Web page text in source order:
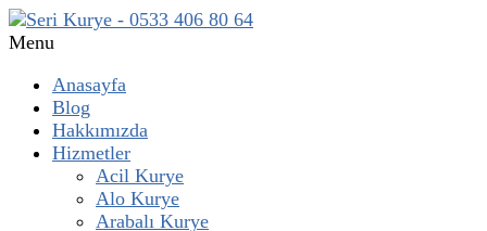
Menu
Anasayfa
Blog
Hakkımızda
Hizmetler
Acil Kurye
Alo Kurye
Arabalı Kurye